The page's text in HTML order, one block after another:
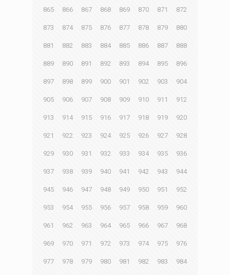
865 866 867 868 869 870 871 872
873 874 875 876 877 878 879 880
881 882 883 884 885 886 887 888
889 890 891 892 893 894 895 896
897 898 899 900 901 902 903 904
905 906 907 908 909 910 911 912
913 914 915 916 917 918 919 920
921 922 923 924 925 926 927 928
929 930 931 932 933 934 935 936
937 938 939 940 941 942 943 944
945 946 947 948 949 950 951 952
953 954 955 956 957 958 959 960
961 962 963 964 965 966 967 968
969 970 971 972 973 974 975 976
977 978 979 980 981 982 983 984